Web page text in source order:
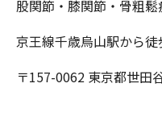
股関節・膝関節・骨粗
京王線千歳烏山駅から徒
〒157-0062 東京都世田